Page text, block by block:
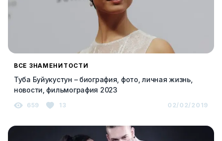
ВСЕ ЗНАМЕНИТОСТИ
Туба Буйукустун – биография, фото, личная жизнь,
новости, фильмография 2023
659 13 02/02/2019